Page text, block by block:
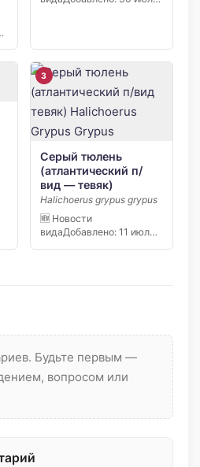
3
Серый тюлень
(атлантический п/
вид — тевяк)
Halichoerus grypus grypus
🆕 Новости
видаДобавлено: 11 июля
Будьте первым —
вопросом или